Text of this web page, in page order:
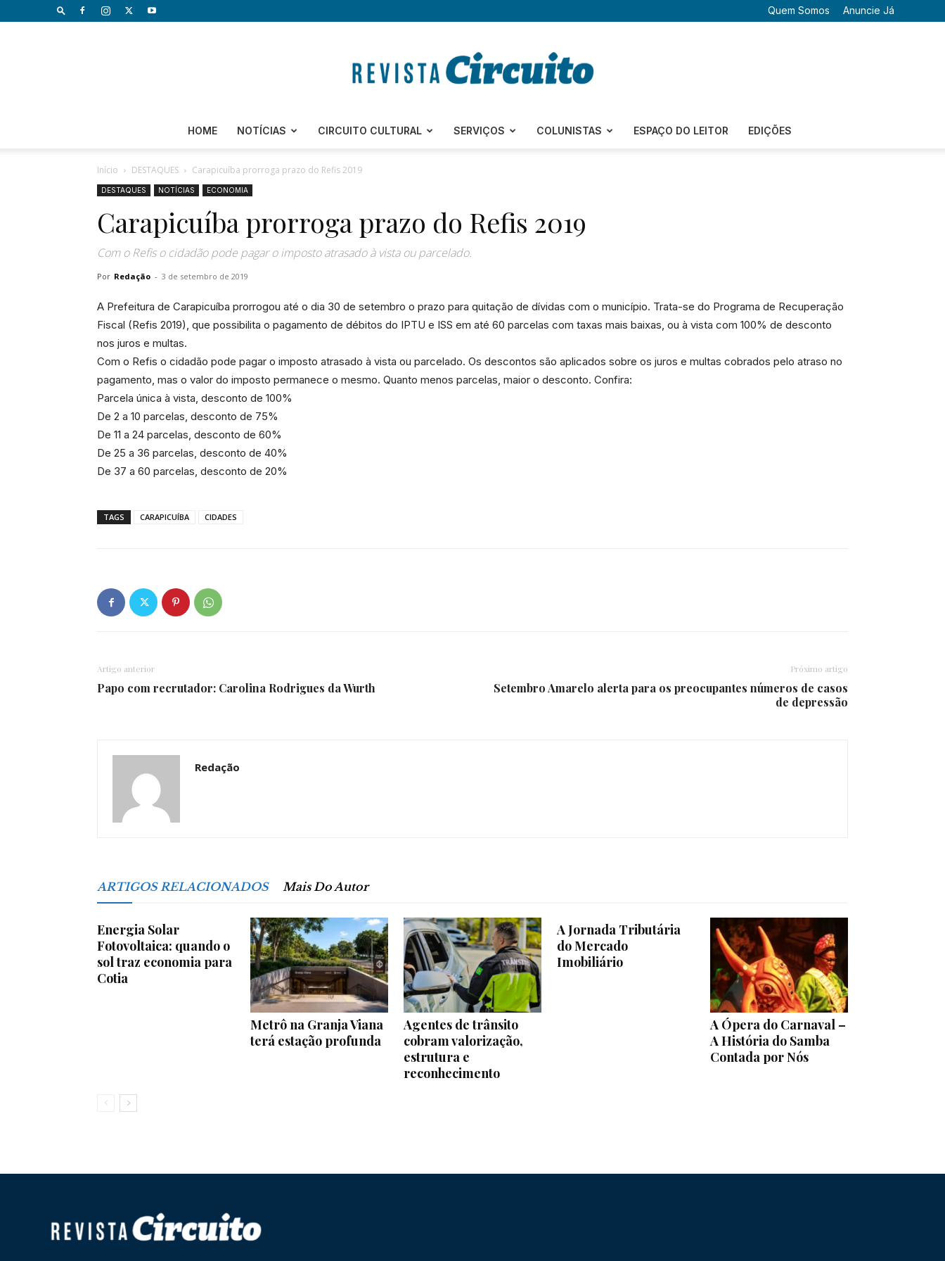
Quem Somos Anuncie Já
Revista
Circuito
–
e
Região
HOME NOTÍCIAS CIRCUITO CULTURAL SERVIÇOS COLUNISTAS ESPAÇO DO LEITOR EDIÇÕES
Início DESTAQUES Carapicuíba prorroga prazo do Refis 2019
DESTAQUES NOTÍCIAS ECONOMIA
Carapicuíba prorroga prazo do Refis 2019
Com o Refis o cidadão pode pagar o imposto atrasado à vista ou parcelado.
Por Redação - 3 de setembro de 2019
A Prefeitura de Carapicuíba prorrogou até o dia 30 de setembro o prazo para quitação de dívidas com o município. Trata-se do Programa de Recuperação
Fiscal (Refis 2019), que possibilita o pagamento de débitos do IPTU e ISS em até 60 parcelas com taxas mais baixas, ou à vista com 100% de desconto
nos juros e multas.
Com o Refis o cidadão pode pagar o imposto atrasado à vista ou parcelado. Os descontos são aplicados sobre os juros e multas cobrados pelo atraso no
pagamento, mas o valor do imposto permanece o mesmo. Quanto menos parcelas, maior o desconto. Confira:
Parcela única à vista, desconto de 100%
De 2 a 10 parcelas, desconto de 75%
De 11 a 24 parcelas, desconto de 60%
De 25 a 36 parcelas, desconto de 40%
De 37 a 60 parcelas, desconto de 20%
TAGS CARAPICUÍBA CIDADES
Artigo anterior
Papo com recrutador: Carolina Rodrigues da Wurth
Próximo artigo
Setembro Amarelo alerta para os preocupantes números de casos
de depressão
Redação
ARTIGOS RELACIONADOS Mais Do Autor
Energia Solar
Fotovoltaica: quando o
sol traz economia para
Cotia
Metrô na Granja Viana
terá estação profunda
Agentes de trânsito
cobram valorização,
estrutura e
reconhecimento
A Jornada Tributária
do Mercado
Imobiliário
A Ópera do Carnaval –
A História do Samba
Contada por Nós